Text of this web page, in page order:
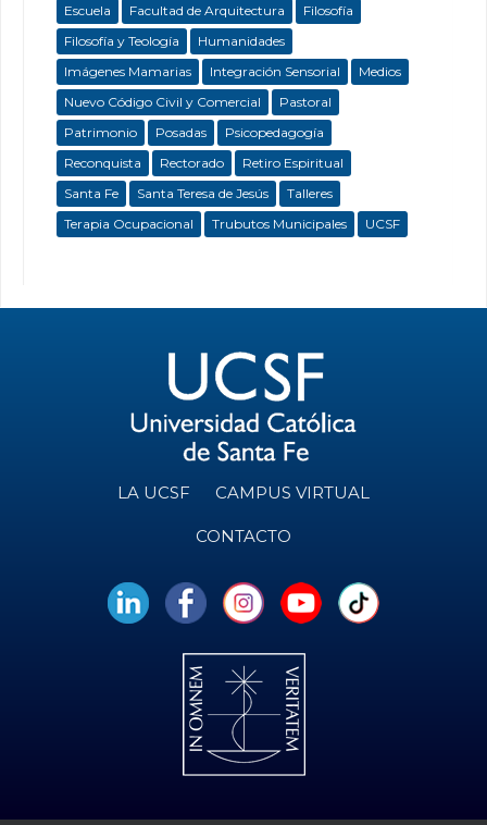
Escuela
Facultad de Arquitectura
Filosofía
Filosofía y Teología
Humanidades
Imágenes Mamarias
Integración Sensorial
Medios
Nuevo Código Civil y Comercial
Pastoral
Patrimonio
Posadas
Psicopedagogía
Reconquista
Rectorado
Retiro Espiritual
Santa Fe
Santa Teresa de Jesús
Talleres
Terapia Ocupacional
Trubutos Municipales UCSF
LA UCSF CAMPUS VIRTUAL
CONTACTO